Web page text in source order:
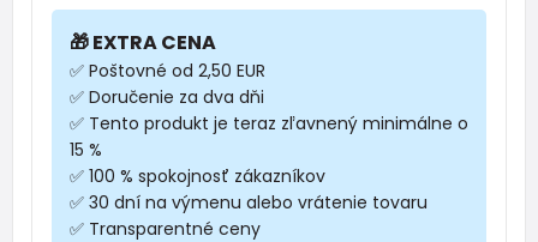
🎁 EXTRA CENA
✅ Poštovné od 2,50 EUR
✅ Doručenie za dva dňi
✅ Tento produkt je teraz zľavnený minimálne o
15 %
✅ 100 % spokojnosť zákazníkov
✅ 30 dní na výmenu alebo vrátenie tovaru
✅ Transparentné ceny